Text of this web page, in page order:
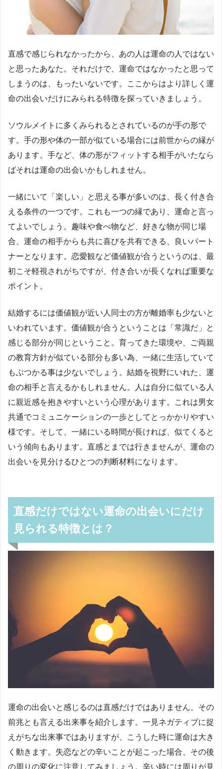
直感で感じられなかったから、あの人は運命の人ではない
と思ったあなた。それだけで、運命ではなかったと思って
しまうのは、もったいないです。ここからはより詳しく運
命の出会いだけにみられる特徴を探っていきましょう。
ソウルメイトに多くみられるとされているのが手の形で
す。手の形や体の一部が似ている場合には前世からの縁が
あります。手など、体の形がフィットする相手がいたなら
ばそれは運命の出会いかもしれません。
一緒にいて「楽しい」と思える事が多いのは、長く付き合
える条件の一つです。これも一つの縁であり、運命と言っ
てよいでしょう。趣味や食べ物など、好きな物が同じ場
合、運命の相手からも共に喜びを共有できる、良いパート
ナーとなります。恋愛観など価値観が合うというのは、最
初こそ軽視されがちですが、付き合いが長くなれば重要な
ポイント。
結婚するには価値観が近い人同士の方が離婚率も少ないと
いわれています。価値観が合うということは「常識だ」と
感じる部分が同じということ。育ってきた環境や、ご両親
の教育方針が似ている部分も多い為、一緒に生活していて
もぶつかる事は少ないでしょう。結婚を視野にいれた、運
命の相手と言えるかもしれません。人は自分に似ている人
に親近感を抱きやすいという心理があります。これは男女
共通でコミュニケーションの一歩としてとっかかりやすい
様です。そして、一緒にいる時間が長ければ、似てくると
いう傾向もあります。直感とまでは行きませんが、運命の
出会いを見分けるひとつの判断材料になります。
直感だけではない運命の出会いにだけ
見られる特徴とは？
運命の出会いと感じるのは直感だけではありません。その
前兆とも言える出来事を紹介します。一見ネガティブに捉
えがちな出来事ではありますが、こうした時に運命は大き
く動きます。失恋などの辛いことが起こった場合、その後
の周りの変化に注意してみましょう。辛い時には周りが見